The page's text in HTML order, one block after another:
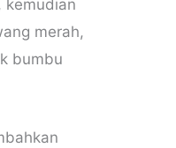
kemudian
merah,
bumbu